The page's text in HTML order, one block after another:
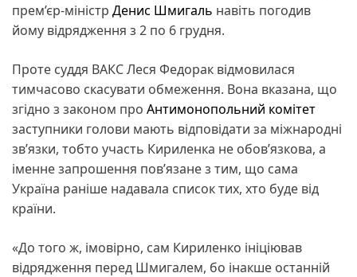
прем’єр-міністр Денис Шмигаль навіть погодив
йому відрядження з 2 по 6 грудня.
Проте суддя ВАКС Леся Федорак відмовилася
тимчасово скасувати обмеження. Вона вказана, що
згідно з законом про Антимонопольний комітет
заступники голови мають відповідати за міжнародні
зв’язки, тобто участь Кириленка не обов’язкова, а
іменне запрошення пов’язане з тим, що сама
Україна раніше надавала список тих, хто буде від
країни.
«До того ж, імовірно, сам Кириленко ініціював
відрядження перед Шмигалем, бо інакше останній